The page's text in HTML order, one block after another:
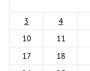
3
4
10
11
17
18